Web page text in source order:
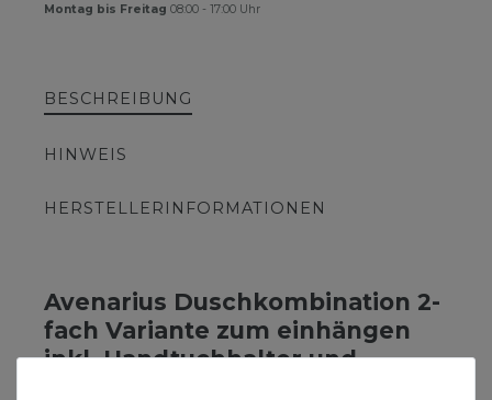
Montag bis Freitag 08:00 - 17:00 Uhr
BESCHREIBUNG
HINWEIS
HERSTELLERINFORMATIONEN
Avenarius Duschkombination 2-
fach Variante zum einhängen
inkl. Handtuchhalter und